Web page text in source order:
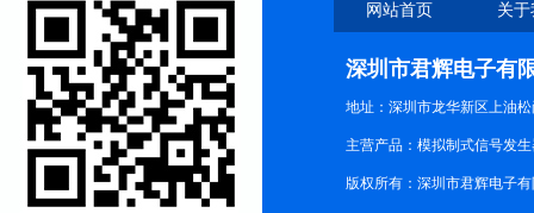
网站首页 关
深圳市君辉电子有
地址：深圳市龙华新区上油松
主营产品：模拟制式信号发
版权所有：深圳市君辉电子